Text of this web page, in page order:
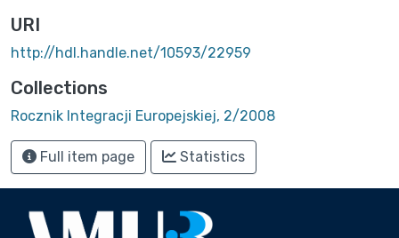
URI
http://hdl.handle.net/10593/22959
Collections
Rocznik Integracji Europejskiej, 2/2008
Full item page Statistics